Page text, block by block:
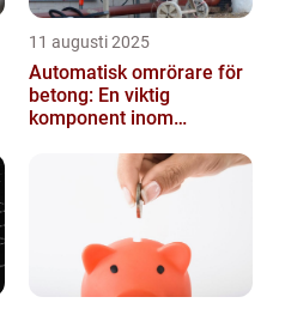
11 augusti 2025
Automatisk omrörare för
betong: En viktig
komponent inom